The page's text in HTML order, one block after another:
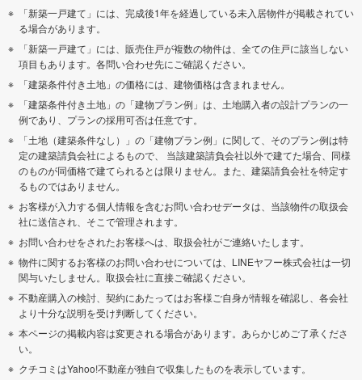
「新築一戸建て」には、完成後1年を経過している未入居物件が掲載されてい
る場合があります。
「新築一戸建て」には、販売住戸が複数の物件は、全ての住戸に該当しない
項目もあります。各問い合わせ先にご確認ください。
「建築条件付き土地」の価格には、建物価格は含まれません。
「建築条件付き土地」の「建物プラン例」は、土地購入者の設計プランの一
例であり、プランの採用可否は任意です。
「土地（建築条件なし）」の「建物プラン例」に関して、そのプラン例は特
定の建築請負会社によるもので、 当該建築請負会社以外で建てた場合、同様
のものが同価格で建てられるとは限りません。また、建築請負会社を特定す
るものではありません。
お客様が入力する個人情報を含むお問い合わせデータは、当該物件の取扱会
社に送信され、そこで管理されます。
お問い合わせをされたお客様へは、取扱会社がご連絡いたします。
物件に関するお客様のお問い合わせについては、LINEヤフー株式会社は一切
関与いたしません。取扱会社に直接ご確認ください。
不動産購入の検討、契約にあたってはお客様ご自身が情報を確認し、各会社
より十分な説明を受け判断してください。
本ページの掲載内容は変更される場合があります。あらかじめご了承くださ
い。
クチコミはYahoo!不動産が独自で収集したものを表示しています。